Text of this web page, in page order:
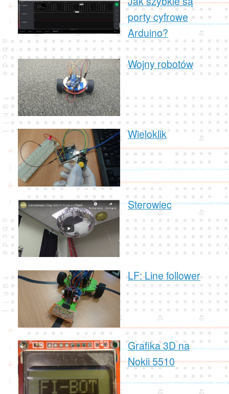
porty cyfrowe
Arduino?
Wojny robotów
Wieloklik
Sterowiec
LF: Line follower
Grafika 3D na
Nokii 5510